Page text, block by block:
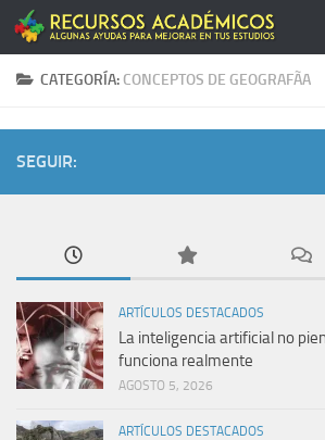
Saltar al contenido
CATEGORÍA: CONCEPTOS DE GEOGRAFÃ­A
SEGUIR:
ARTÍCULOS DESTACADOS
La inteligencia artificial no
funciona realmente
AGOSTO 5, 2026
ARTÍCULOS DESTACADOS